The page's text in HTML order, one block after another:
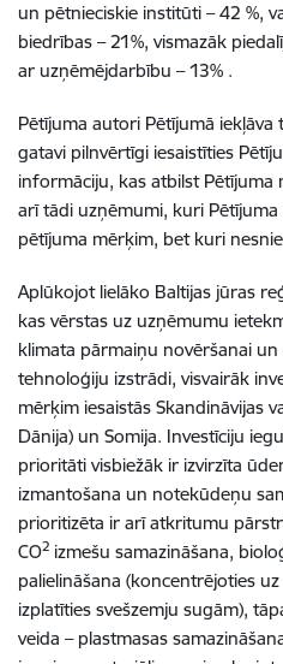
un pētnieciskie institūti – 42 %,
biedrības – 21%, vismazāk
ar uzņēmējdarbību – 13% .
Pētījuma autori Pētījumā
gatavi pilnvērtīgi iesaistīties
informāciju, kas atbilst Pētījuma
arī tādi uzņēmumi, kuri
pētījuma mērķim, bet kuri
Aplūkojot lielāko Baltijas jūras
kas vērstas uz uzņēmumu
klimata pārmaiņu novēršanai
tehnoloģiju izstrādi, visvairāk
mērķim iesaistās Skandināvijas
Dānija) un Somija. Investīciju
prioritāti visbiežāk ir izvirzīta
izmantošana un notekūdeņu
prioritizēta ir arī atkritumu
CO2 izmešu samazināšana,
palielināšana (koncentrējoties
izplatīties svešzemju sugām),
veida – plastmasas